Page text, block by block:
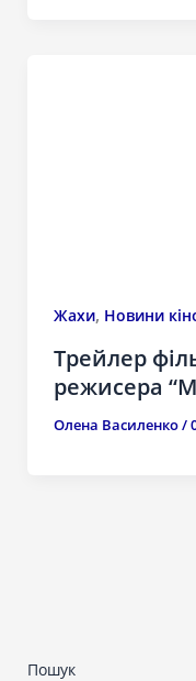
Жахи, Новини
Трейлер
режисера
Олена Василенко/
Пошук